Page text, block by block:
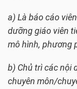
a) Là báo cáo
dưỡng giáo viên
mô hình, phương
b) Chủ trì các nội
chuyên môn/